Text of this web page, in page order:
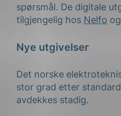
spørsmål. De digitale
tilgjengelig hos Nelfo og
Nye utgivelser
Det norske
stor grad etter
avdekkes stadig.